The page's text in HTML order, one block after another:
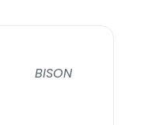
BISON